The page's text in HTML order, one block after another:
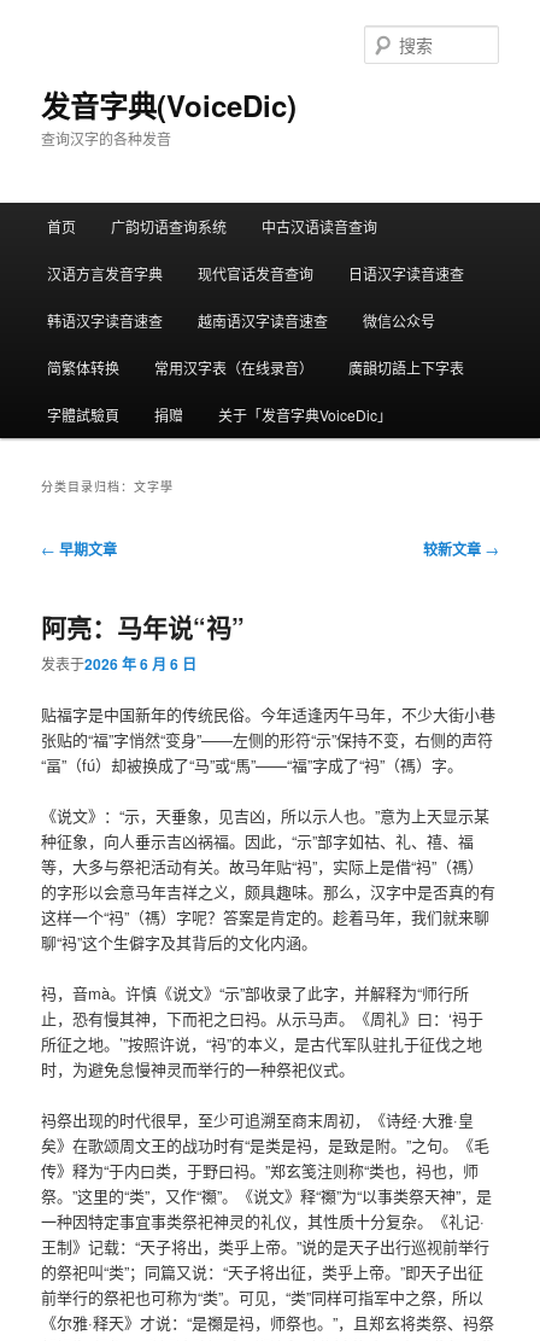
发音字典(VoiceDic)
查询汉字的各种发音
索
首页 广韵切语查询系统 中古汉语读音查询
汉语方言发音字典 现代官话发音查询 日语汉字读音速查
韩语汉字读音速查 越南语汉字读音速查 微信公众号
简繁体转换 常用汉字表（在线录音） 廣韻切語上下字表
字體試驗頁 捐赠 关于「发音字典VoiceDic」
分类目录归档：文字學
文
航
← 早期文章 较新文章 →
阿亮：马年说“祃”
发表于2026 年 6 月 6 日
贴福字是中国新年的传统民俗。今年适逢丙午马年，不少大街小巷
张贴的“福”字悄然“变身”——左侧的形符“示”保持不变，右侧的声符
“畐”（fú）却被换成了“马”或“馬”——“福”字成了“祃”（禡）字。
《说文》：“示，天垂象，见吉凶，所以示人也。”意为上天显示某
种征象，向人垂示吉凶祸福。因此，“示”部字如祜、礼、禧、福
等，大多与祭祀活动有关。故马年贴“祃”，实际上是借“祃”（禡）
的字形以会意马年吉祥之义，颇具趣味。那么，汉字中是否真的有
这样一个“祃”（禡）字呢？答案是肯定的。趁着马年，我们就来聊
聊“祃”这个生僻字及其背后的文化内涵。
祃，音mà。许慎《说文》“示”部收录了此字，并解释为“师行所
止，恐有慢其神，下而祀之曰祃。从示马声。《周礼》曰：‘祃于
所征之地。’”按照许说，“祃”的本义，是古代军队驻扎于征伐之地
时，为避免怠慢神灵而举行的一种祭祀仪式。
祃祭出现的时代很早，至少可追溯至商末周初，《诗经·大雅·皇
矣》在歌颂周文王的战功时有“是类是祃，是致是附。”之句。《毛
传》释为“于内曰类，于野曰祃。”郑玄笺注则称“类也，祃也，师
祭。”这里的“类”，又作“禷”。《说文》释“禷”为“以事类祭天神”，是
一种因特定事宜事类祭祀神灵的礼仪，其性质十分复杂。《礼记·
王制》记载：“天子将出，类乎上帝。”说的是天子出行巡视前举行
的祭祀叫“类”；同篇又说：“天子将出征，类乎上帝。”即天子出征
前举行的祭祀也可称为“类”。可见，“类”同样可指军中之祭，所以
《尔雅·释天》才说：“是禷是祃，师祭也。”，且郑玄将类祭、祃祭